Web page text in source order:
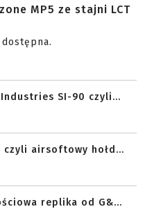
MP5 ze stajni LCT
SI-90 czyli...
czyli airsoftowy hołd...
replika od G&...